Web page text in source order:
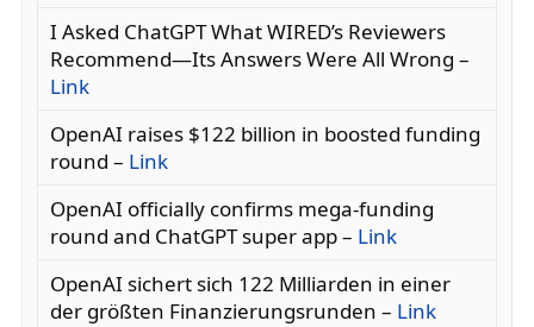
I Asked ChatGPT What WIRED’s Reviewers
Recommend—Its Answers Were All Wrong –
Link
OpenAI raises $122 billion in boosted funding
round – Link
OpenAI officially confirms mega-funding
round and ChatGPT super app – Link
OpenAI sichert sich 122 Milliarden in einer
der größten Finanzierungsrunden – Link